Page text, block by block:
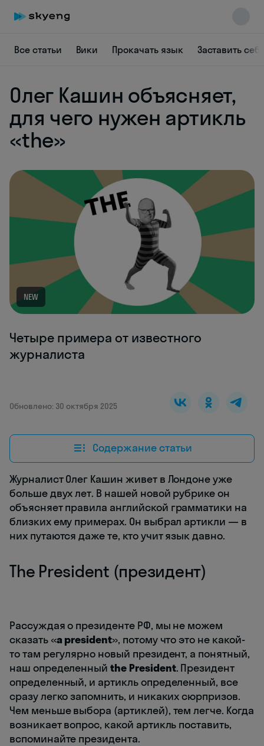
Все статьи Вики Прокачать язык Заставить
Олег Кашин объясняет,
для чего нужен артикль
«the»
NEW
Четыре примера от известного
журналиста
Обновлено: 30 октября 2025
Содержание статьи
Журналист Олег Кашин живет в Лондоне уже
больше двух лет. В нашей новой рубрике он
объясняет правила английской грамматики на
близких ему примерах. Он выбрал артикли — в
них путаются даже те, кто учит язык давно.
The President (президент)
Рассуждая о президенте РФ, мы не можем
сказать «a president», потому что это не какой-
то там регулярно новый президент, а понятный,
наш определенныйthe President. Президент
определенный, и артикль определенный, все
сразу легко запомнить, и никаких сюрпризов.
Чем меньше выбора (артиклей), тем легче. Когда
возникает вопрос, какой артикль поставить,
вспоминайте президента.
Skyeng Chat
online